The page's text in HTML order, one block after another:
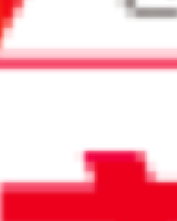
がた未来（み
2024/12/24
2024年10月か
料金。電子化